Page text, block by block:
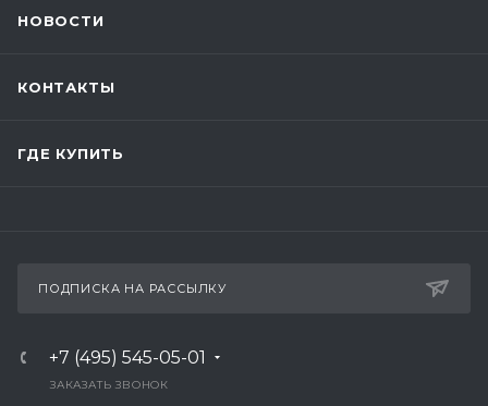
НОВОСТИ
КОНТАКТЫ
ГДЕ КУПИТЬ
ПОДПИСКА НА РАССЫЛКУ
+7 (495) 545-05-01
ЗАКАЗАТЬ ЗВОНОК